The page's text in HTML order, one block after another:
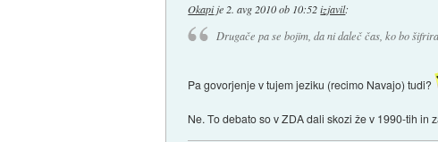
Okapije 2. avg 2010 ob 10:52 izjavil:
Drugače pa se bojim, da ni daleč čas, ko bo
Pa govorjenje v tujem jeziku (recimo Navajo) tudi?
Ne. To debato so v ZDA dali skozi že v 1990-tih in